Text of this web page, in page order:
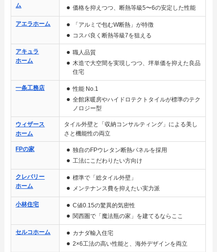
ム
価格を抑えつつ、断熱等級5〜6の安定した性能
アエラホーム
「アルミで包むW断熱」が特徴
コスパ良く断熱等級7を狙える
アキュラ
ホーム
職人品質
木造で大空間を実現しつつ、坪単価を抑えた良品
住宅
一条工務店
性能 No.1
全館床暖房やハイドロテクトタイルが標準のテク
ノロジー型
ウィザース
ホーム
タイル外壁と「収納コンサルティング」による美し
さと機能性の両立
FPの家
独自のFPウレタン断熱パネルを採用
工法にこだわりたい方向け
クレバリー
ホーム
標準で「総タイル外壁」
メンテナンス費を抑えたい実力派
小林住宅
C値0.15の驚異的気密性
関西圏で「魔法瓶の家」を建てるならここ
セルコホーム
カナダ輸入住宅
2×6工法の高い性能と、海外デザインを両立